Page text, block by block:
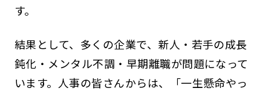
す。
結果として、多くの企業で、新人・若手の成長
鈍化・メンタル不調・早期離職が問題になって
います。人事の皆さんからは、「一生懸命やっ